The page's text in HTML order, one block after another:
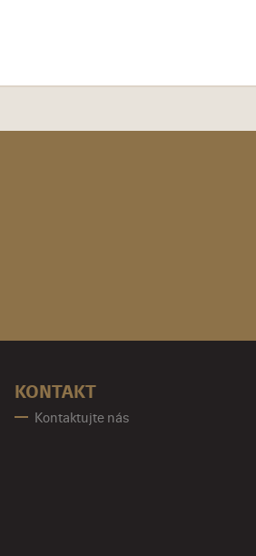
KONTAKT
Kontaktujte nás